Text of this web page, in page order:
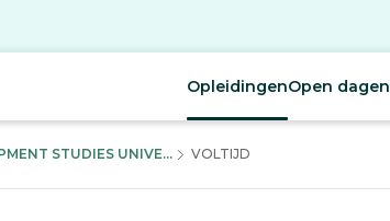
OpleidingenOpen dagen
STUDIES UNIVE... VOLTIJD